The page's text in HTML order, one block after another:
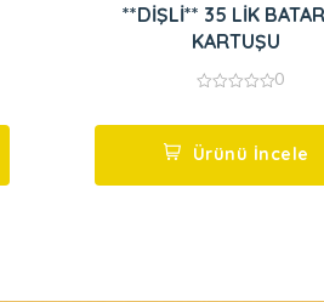
**DİŞLİ** 35 LİK
KARTUŞU
5
0
Ürünü İncele